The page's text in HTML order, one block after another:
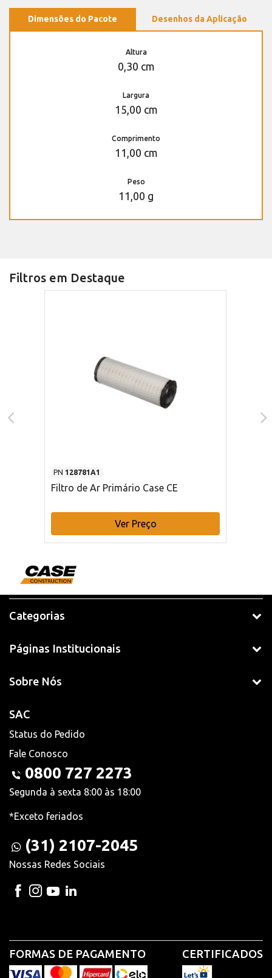
Dimensões do Pacote Desenhos da Aplicação
Altura
0,30 cm
Largura
15,00 cm
Comprimento
11,00 cm
Peso
11,00 g
Filtros em Destaque
PN 128781A1
Filtro de Ar Primário Case CE
Ver Preço
Categorias
Páginas Institucionais
Sobre Nós
SAC
Status do Pedido
Fale Conosco
0800 727 2273
Segunda à sexta 8:00 às 18:00
*Exceto feriados
(31) 2107-2045
Nossas Redes Sociais
FORMAS DE PAGAMENTO CERTIFICADOS